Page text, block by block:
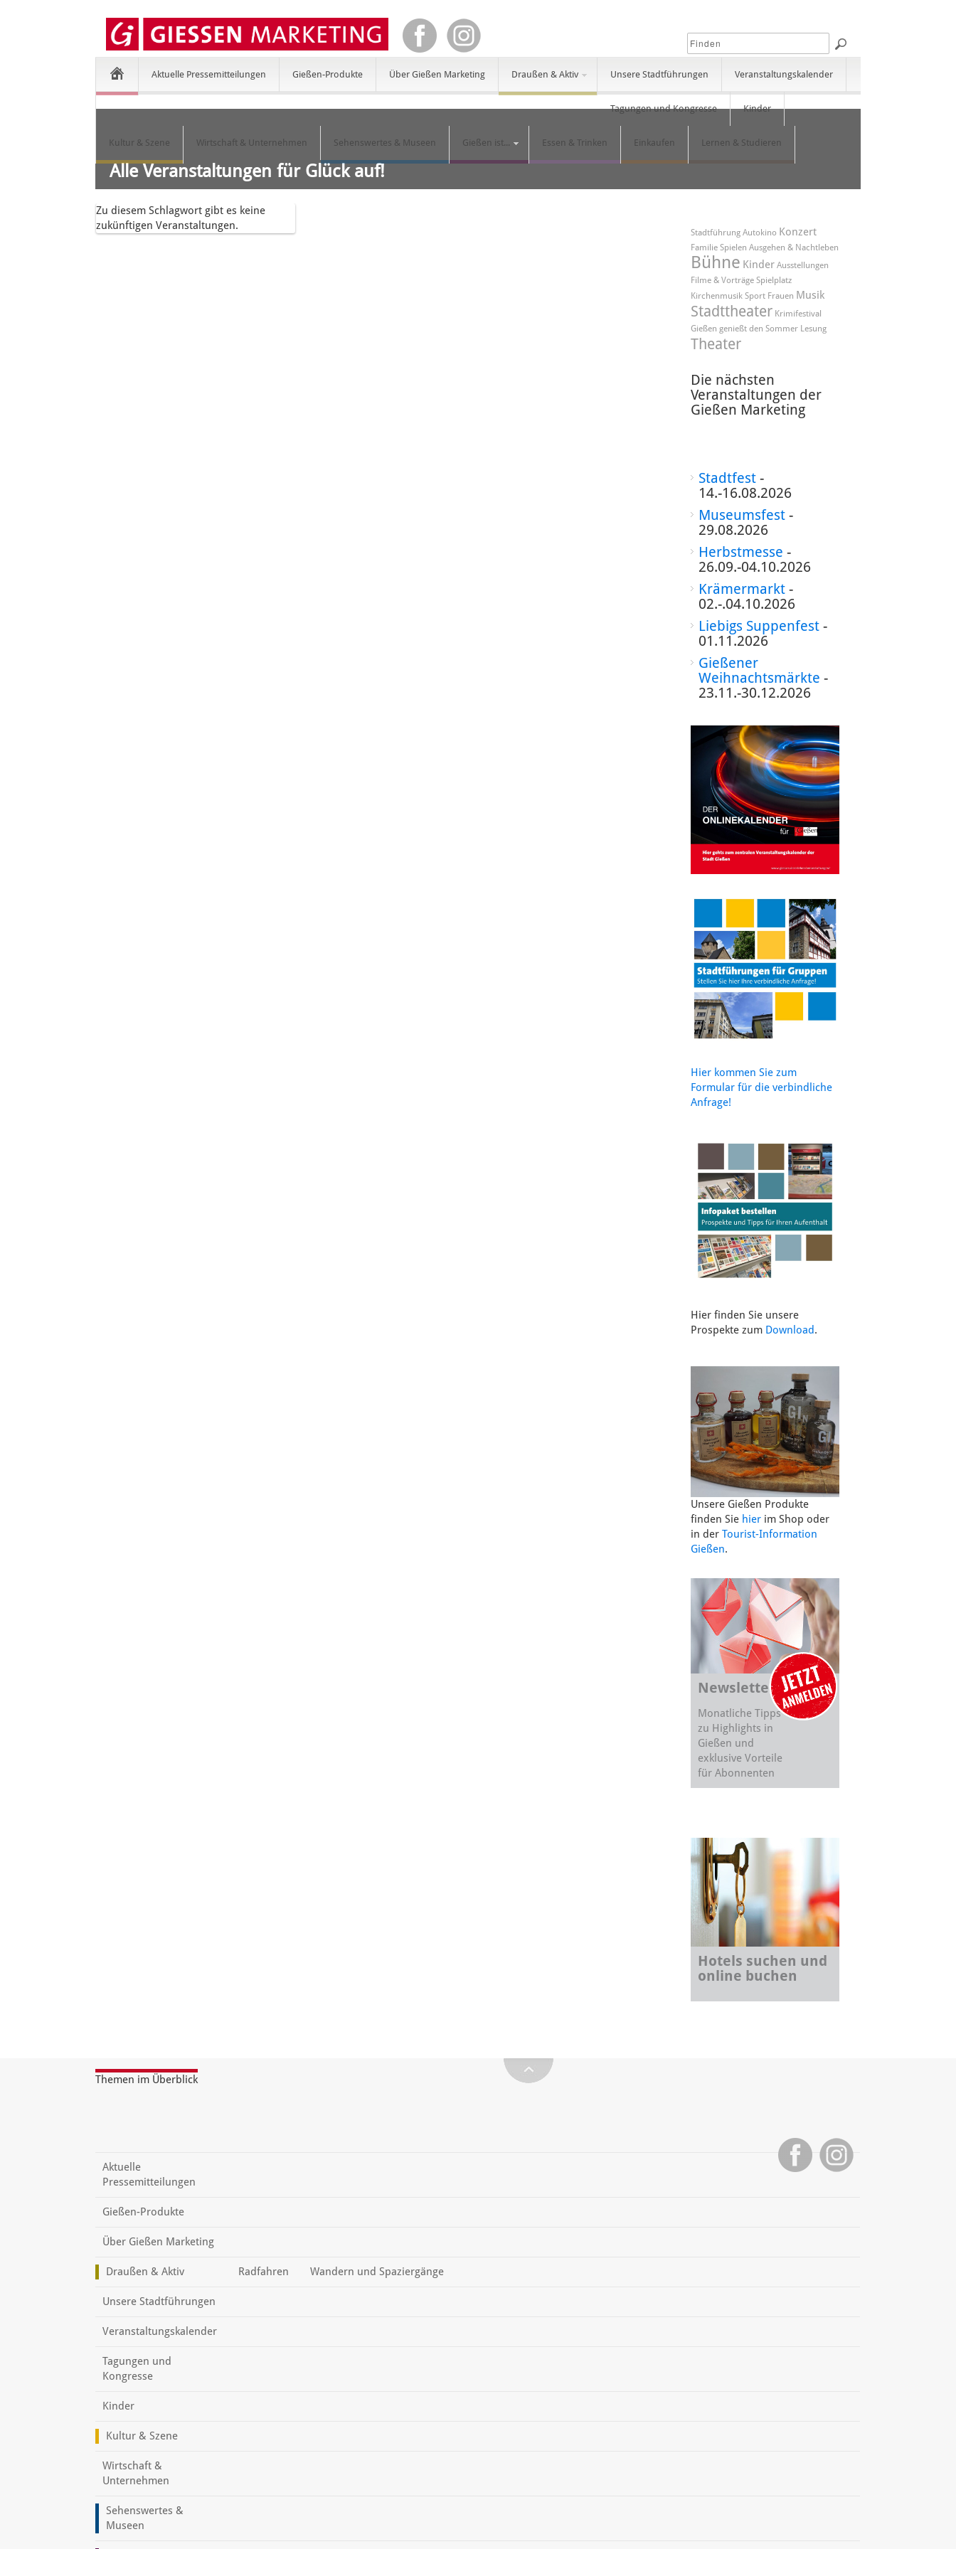
Aktuelle Pressemitteilungen Gießen-Produkte Über Gießen Marketing Draußen & Aktiv Unsere Stadtführungen Veranstaltungskalender
Tagungen und Kongresse Kinder
Kultur & Szene Wirtschaft & Unternehmen Sehenswertes & Museen Gießen ist... Essen & Trinken Einkaufen Lernen & Studieren
Alle Veranstaltungen für Glück auf!
Zu diesem Schlagwort gibt es keine
zukünftigen Veranstaltungen.
Stadtführung Autokino Konzert
Familie Spielen Ausgehen & Nachtleben
Bühne Kinder Ausstellungen
Filme & Vorträge Spielplatz
Kirchenmusik Sport Frauen Musik
Stadttheater Krimifestival
Gießen genießt den Sommer Lesung
Theater
Die nächsten
Veranstaltungen der
Gießen Marketing
Stadtfest-
14.-16.08.2026
Museumsfest-
29.08.2026
Herbstmesse -
26.09.-04.10.2026
Krämermarkt-
02.-.04.10.2026
Liebigs Suppenfest-
01.11.2026
Gießener
Weihnachtsmärkte -
23.11.-30.12.2026
Hier kommen Sie zum
Formular für die verbindliche
Anfrage!
Hier finden Sie unsere
Prospekte zum Download.
Unsere Gießen Produkte
finden Sie hierim Shop oder
in der Tourist-Information
Gießen.
Newsletter
Monatliche Tipps
zu Highlights in
Gießen und
exklusive Vorteile
für Abonnenten
Hotels suchen und
online buchen
Themen im Überblick
Aktuelle
Pressemitteilungen
Gießen-Produkte
Über Gießen Marketing
Draußen & Aktiv Radfahren Wandern und Spaziergänge
Unsere Stadtführungen
Veranstaltungskalender
Tagungen und
Kongresse
Kinder
Kultur & Szene
Wirtschaft &
Unternehmen
Sehenswertes &
Museen